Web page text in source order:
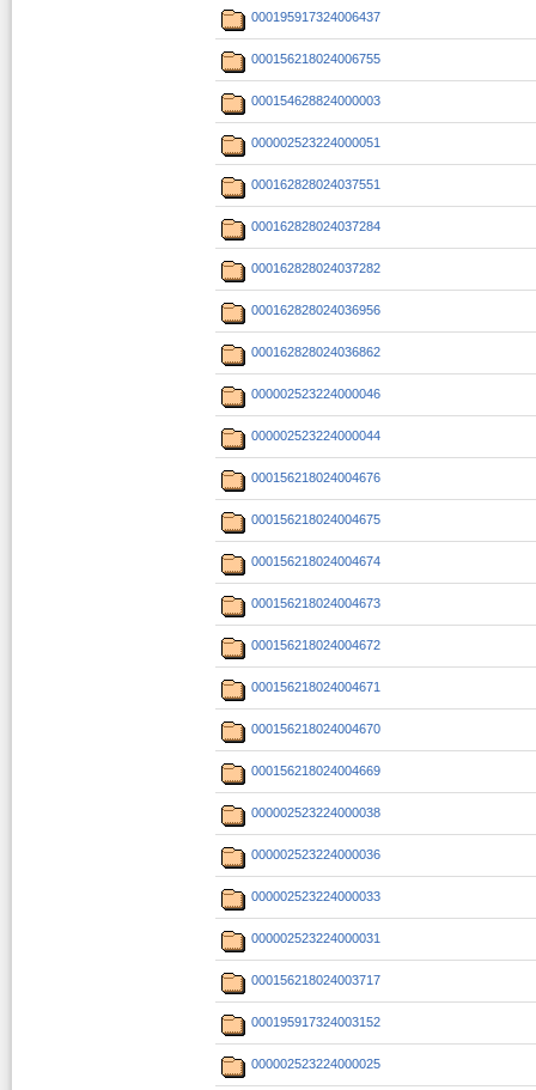
000195917324006437
000156218024006755
000154628824000003
000002523224000051
000162828024037551
000162828024037284
000162828024037282
000162828024036956
000162828024036862
000002523224000046
000002523224000044
000156218024004676
000156218024004675
000156218024004674
000156218024004673
000156218024004672
000156218024004671
000156218024004670
000156218024004669
000002523224000038
000002523224000036
000002523224000033
000002523224000031
000156218024003717
000195917324003152
000002523224000025